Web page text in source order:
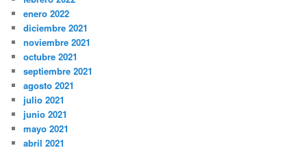
enero 2022
diciembre 2021
noviembre 2021
octubre 2021
septiembre 2021
agosto 2021
julio 2021
junio 2021
mayo 2021
abril 2021